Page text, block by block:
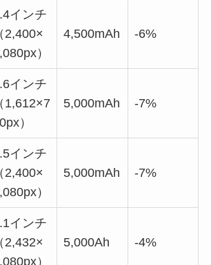
インチ
2,400×
）
4,500mAh -6%
インチ
1,612×7
）
5,000mAh -7%
インチ
2,400×
）
5,000mAh -7%
インチ
2,432×
）
5,000Ah -4%